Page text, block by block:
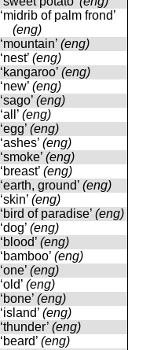
‘midrib of palm frond’
(eng)
‘mountain’ (eng)
‘nest’ (eng)
‘kangaroo’ (eng)
‘new’ (eng)
‘sago’ (eng)
‘all’ (eng)
‘egg’ (eng)
‘ashes’ (eng)
‘smoke’ (eng)
‘breast’ (eng)
‘earth, ground’ (eng)
‘skin’ (eng)
‘bird of paradise’ (eng)
‘dog’ (eng)
‘blood’ (eng)
‘bamboo’ (eng)
‘one’ (eng)
‘old’ (eng)
‘bone’ (eng)
‘island’ (eng)
‘thunder’ (eng)
‘beard’ (eng)